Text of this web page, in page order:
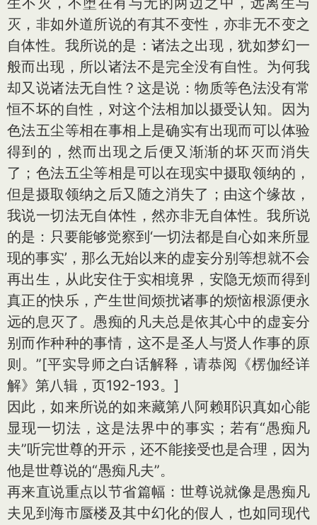
灭，非如外道所说的有其不变性，亦非无不变之
自体性。我所说的是：诸法之出现，犹如梦幻一
般而出现，所以诸法不是完全没有自性。为何我
却又说诸法无自性？这是说：物质等色法没有常
恒不坏的自性，对这个法相加以摄受认知。因为
色法五尘等相在事相上是确实有出现而可以体验
得到的，然而出现之后便又渐渐的坏灭而消失
了；色法五尘等相是可以在现实中摄取领纳的，
但是摄取领纳之后又随之消失了；由这个缘故，
我说一切法无自体性，然亦非无自体性。我所说
的是：只要能够觉察到‘一切法都是自心如来所显
现的事实’，那么无始以来的虚妄分别等想就不会
再出生，从此安住于实相境界，安隐无烦而得到
真正的快乐，产生世间烦扰诸事的烦恼根源便永
远的息灭了。愚痴的凡夫总是依其心中的虚妄分
别而作种种的事情，这不是圣人与贤人作事的原
则。”[平实导师之白话解释，请恭阅《楞伽经详
解》第八辑，页192-193。]
因此，如来所说的如来藏第八阿赖耶识真如心能
显现一切法，这是法界中的事实；若有“愚痴凡
夫”听完世尊的开示，还不能接受也是合理，因为
他是世尊说的“愚痴凡夫”。
再来直说重点以节省篇幅：世尊说就像是愚痴凡
夫见到海市蜃楼及其中幻化的假人，也如同现代